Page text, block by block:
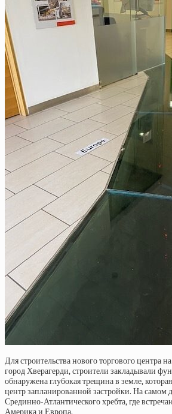
Для строительства нового торгового центра
город Хверагерди, строители закладывали
обнаружена глубокая трещина в земле,
центр запланированной застройки. На самом
Срединно-Атлантического хребта, где
Америка и Европа.